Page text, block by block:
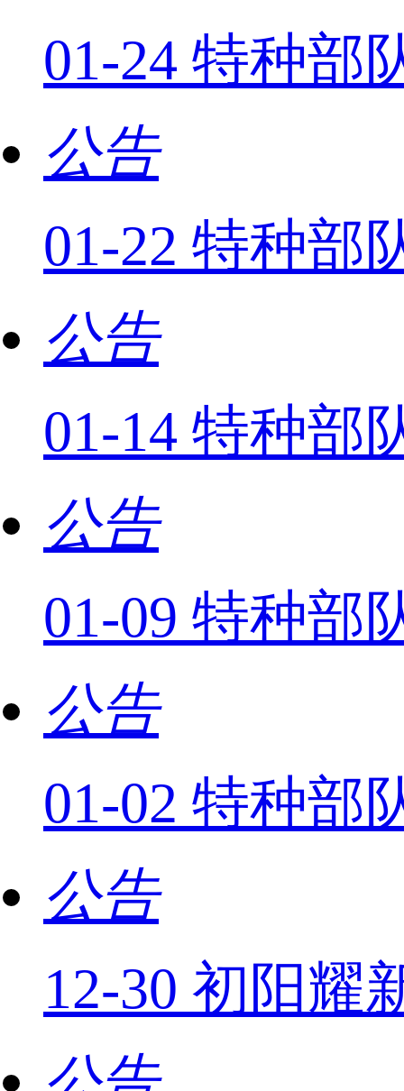
01-24 特种部
公告
01-22 特种部
公告
01-14 特种部
公告
01-09 特种部
公告
01-02 特种部
公告
12-30 初阳耀